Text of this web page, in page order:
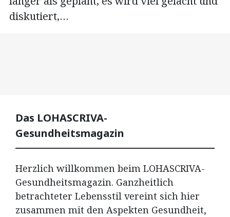
diskutiert,…
Das LOHASCRIVA-
Gesundheitsmagazin
Herzlich willkommen beim LOHASCRIVA-
Gesundheitsmagazin. Ganzheitlich
betrachteter Lebensstil vereint sich hier
zusammen mit den Aspekten Gesundheit,